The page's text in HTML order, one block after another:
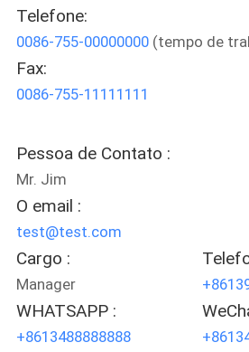
CONTROLE
DE
QUALIDADE
CONTACTE-
NOS
NOTÍCIAS
SOLICITE UM
ORÇAMENTO
Telefone:
0086-755-00000000(tempo de
Fax:
0086-755-11111111
Pessoa de Contato :
Mr. Jim
O email :
test@test.com
Cargo :
Manager
WHATSAPP :
+8613488888888